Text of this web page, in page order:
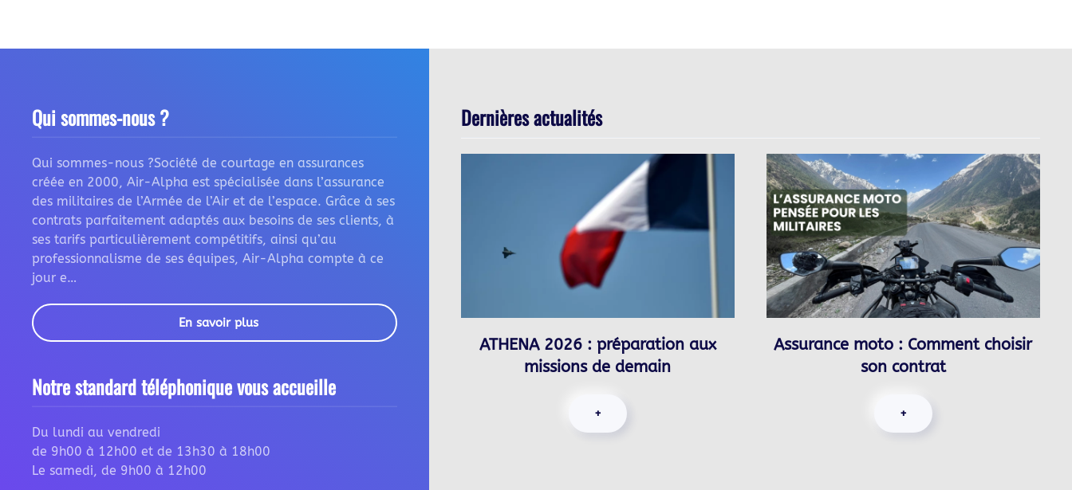
Qui sommes-nous ?
Qui sommes-nous ?Société de courtage en assurances
créée en 2000, Air-Alpha est spécialisée dans l’assurance
des militaires de l’Armée de l’Air et de l’espace. Grâce à ses
contrats parfaitement adaptés aux besoins de ses clients, à
ses tarifs particulièrement compétitifs, ainsi qu’au
professionnalisme de ses équipes, Air-Alpha compte à ce
jour e…
En savoir plus
Notre standard téléphonique vous accueille
Du lundi au vendredi
de 9h00 à 12h00 et de 13h30 à 18h00
Le samedi, de 9h00 à 12h00
Dernières actualités
ATHENA 2026 : préparation aux
missions de demain
+
Assurance moto : Comment choisir
son contrat
+